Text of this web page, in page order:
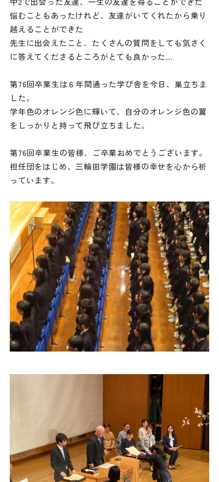
悩むこともあったけれど、友達がいてくれたから乗り
越えることができた
先生に出会えたこと、たくさんの質問をしても気さく
に答えてくださるところがとても良かった…
第76回卒業生は６年間通った学び舎を今日、巣立ちま
した。
学年色のオレンジ色に輝いて、自分のオレンジ色の翼
をしっかりと持って飛び立ちました。
第76回卒業生の皆様、ご卒業おめでとうございます。
担任団をはじめ、三輪田学園は皆様の幸せを心から祈
っています。